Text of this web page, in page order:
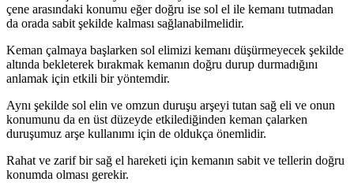
çene arasındaki konumu eğer doğru ise sol el ile kemanı tutmadan
da orada sabit şekilde kalması sağlanabilmelidir.
Keman çalmaya başlarken sol elimizi kemanı düşürmeyecek şekilde
altında bekleterek bırakmak kemanın doğru durup durmadığını
anlamak için etkili bir yöntemdir.
Aynı şekilde sol elin ve omzun duruşu arşeyi tutan sağ eli ve onun
konumunu da en üst düzeyde etkilediğinden keman çalarken
duruşumuz arşe kullanımı için de oldukça önemlidir.
Rahat ve zarif bir sağ el hareketi için kemanın sabit ve tellerin doğru
konumda olması gerekir.